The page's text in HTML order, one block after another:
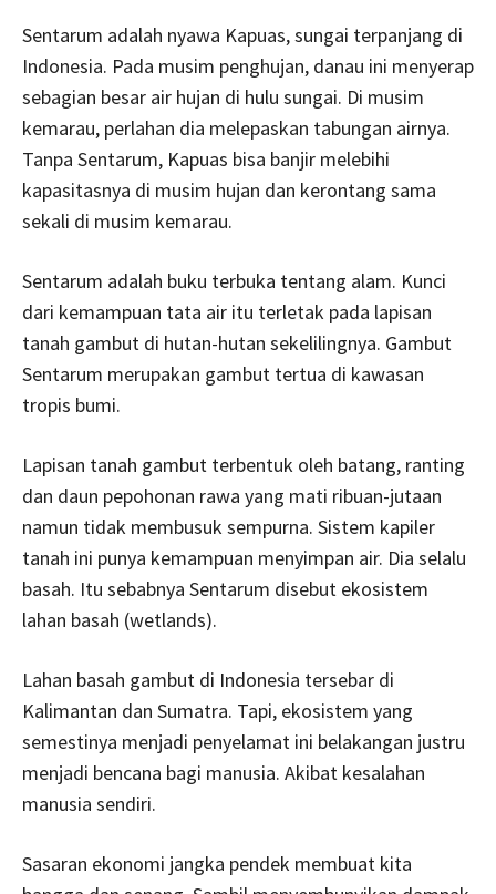
Sentarum adalah nyawa Kapuas, sungai terpanjang di
Indonesia. Pada musim penghujan, danau ini menyerap
sebagian besar air hujan di hulu sungai. Di musim
kemarau, perlahan dia melepaskan tabungan airnya.
Tanpa Sentarum, Kapuas bisa banjir melebihi
kapasitasnya di musim hujan dan kerontang sama
sekali di musim kemarau.
Sentarum adalah buku terbuka tentang alam. Kunci
dari kemampuan tata air itu terletak pada lapisan
tanah gambut di hutan-hutan sekelilingnya. Gambut
Sentarum merupakan gambut tertua di kawasan
tropis bumi.
Lapisan tanah gambut terbentuk oleh batang, ranting
dan daun pepohonan rawa yang mati ribuan-jutaan
namun tidak membusuk sempurna. Sistem kapiler
tanah ini punya kemampuan menyimpan air. Dia selalu
basah. Itu sebabnya Sentarum disebut ekosistem
lahan basah (wetlands).
Lahan basah gambut di Indonesia tersebar di
Kalimantan dan Sumatra. Tapi, ekosistem yang
semestinya menjadi penyelamat ini belakangan justru
menjadi bencana bagi manusia. Akibat kesalahan
manusia sendiri.
Sasaran ekonomi jangka pendek membuat kita